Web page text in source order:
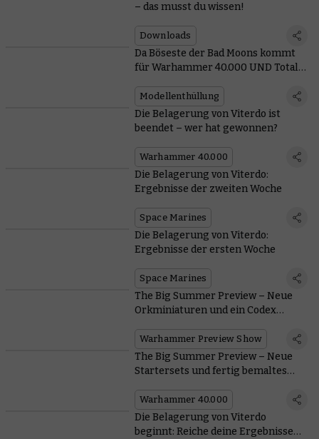
– das musst du wissen!
Downloads
Da Böseste der Bad Moons kommt
für Warhammer 40.000 UND Total
Modellenthüllung
Die Belagerung von Viterdo ist
beendet – wer hat gewonnen?
Warhammer 40.000
Die Belagerung von Viterdo:
Ergebnisse der zweiten Woche
Space Marines
Die Belagerung von Viterdo:
Ergebnisse der ersten Woche
Space Marines
The Big Summer Preview – Neue
Orkminiaturen und ein Codex
Warhammer Preview Show
The Big Summer Preview – Neue
Startersets und fertig bemaltes
Warhammer 40.000
Die Belagerung von Viterdo
beginnt: Reiche deine Ergebnisse